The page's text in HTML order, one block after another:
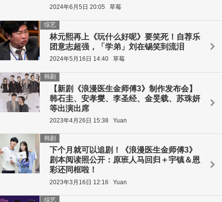
2024年6月5日 20:05 草莓
林元熙再上《玩什么好呢》要笑死！自荐乐
团意志超强，「学弟」刘在锡笑到流泪
综艺
2024年5月16日 14:40 草莓
【新剧《浪漫医生金师傅3》制作发布会】
韩石圭、安孝燮、李圣经、金旻载、苏珠妍
等出演出席
韩剧
2023年4月26日 15:38 Yuan
下个月就可以追剧！《浪漫医生金师傅3》
剧本阅读照公开：原班人马回归＋宇镇＆恩
彩还同框啦！
韩剧
2023年3月16日 12:16 Yuan
综艺